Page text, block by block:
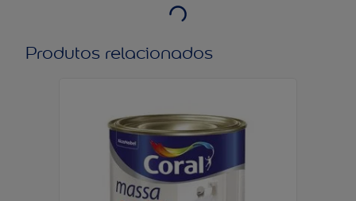
Produtos relacionados